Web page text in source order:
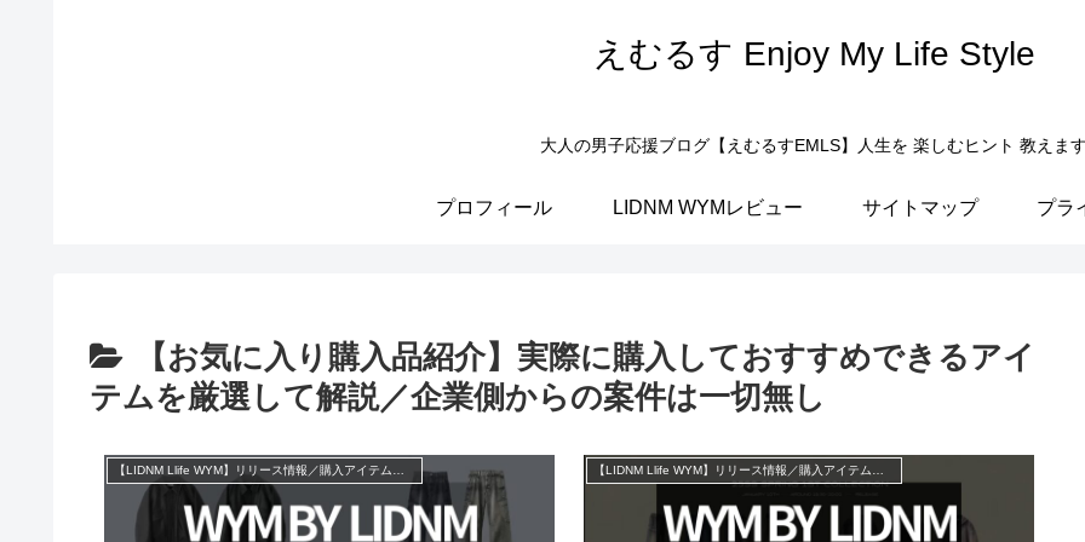
えむるす Enjoy My Life Style
大人の男子応援ブログ【えむるすEMLS】人生を 楽しむヒント 教えます
プロフィール LIDNM WYMレビュー サイトマップ プラ
【お気に入り購入品紹介】実際に購入しておすすめできるアイ
テムを厳選して解説／企業側からの案件は一切無し